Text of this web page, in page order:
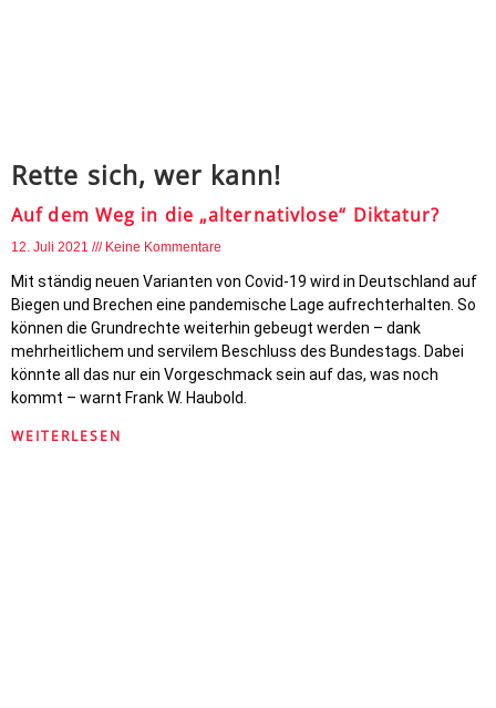
Rette sich, wer kann!
Auf dem Weg in die „alternativlose“ Diktatur?
12. Juli 2021 Keine Kommentare
Mit ständig neuen Varianten von Covid-19 wird in Deutschland auf
Biegen und Brechen eine pandemische Lage aufrechterhalten. So
können die Grundrechte weiterhin gebeugt werden – dank
mehrheitlichem und servilem Beschluss des Bundestags. Dabei
könnte all das nur ein Vorgeschmack sein auf das, was noch
kommt – warnt Frank W. Haubold.
WEITERLESEN